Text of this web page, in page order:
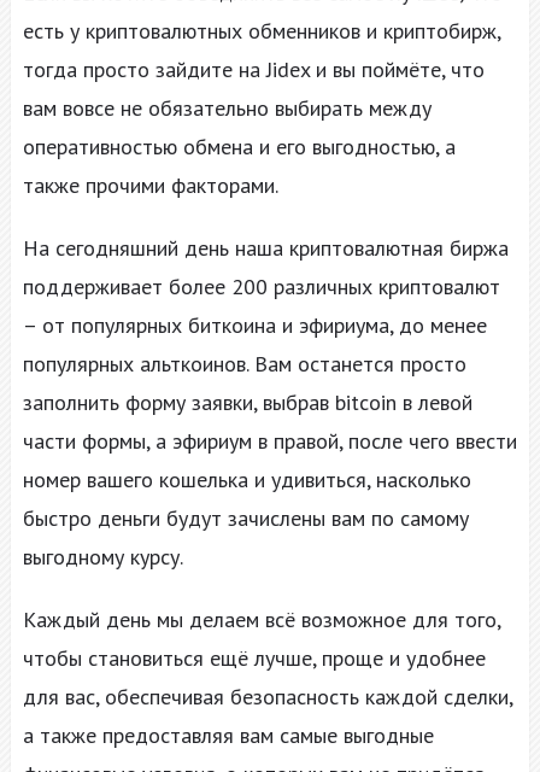
есть у криптовалютных обменников и криптобирж,
тогда просто зайдите на Jidex и вы поймёте, что
вам вовсе не обязательно выбирать между
оперативностью обмена и его выгодностью, а
также прочими факторами.
На сегодняшний день наша криптовалютная биржа
поддерживает более 200 различных криптовалют
– от популярных биткоина и эфириума, до менее
популярных альткоинов. Вам останется просто
заполнить форму заявки, выбрав bitcoin в левой
части формы, а эфириум в правой, после чего ввести
номер вашего кошелька и удивиться, насколько
быстро деньги будут зачислены вам по самому
выгодному курсу.
Каждый день мы делаем всё возможное для того,
чтобы становиться ещё лучше, проще и удобнее
для вас, обеспечивая безопасность каждой сделки,
а также предоставляя вам самые выгодные